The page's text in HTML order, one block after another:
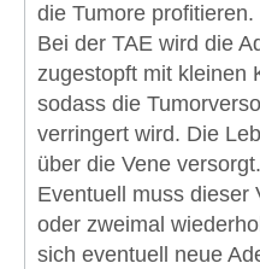
die Tumore profitieren.
Bei der TAE wird die
zugestopft mit kleinen
sodass die
verringert wird. Die
über die Vene versorgt.
Eventuell muss dieser
oder zweimal
sich eventuell neue